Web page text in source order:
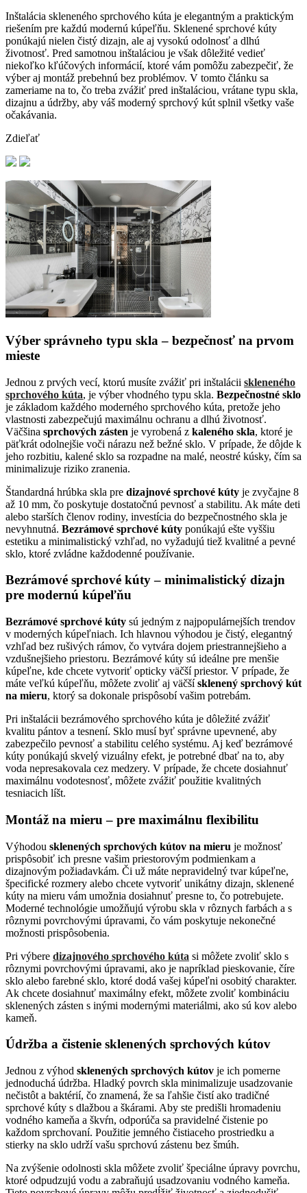
Inštalácia skleneného sprchového kúta je elegantným a praktickým
riešením pre každú modernú kúpeľňu. Sklenené sprchové kúty
ponúkajú nielen čistý dizajn, ale aj vysokú odolnosť a dlhú
životnosť. Pred samotnou inštaláciou je však dôležité vedieť
niekoľko kľúčových informácií, ktoré vám pomôžu zabezpečiť, že
výber aj montáž prebehnú bez problémov. V tomto článku sa
zameriame na to, čo treba zvážiť pred inštaláciou, vrátane typu skla,
dizajnu a údržby, aby váš moderný sprchový kút splnil všetky vaše
očakávania.
Zdieľať
Výber správneho typu skla – bezpečnosť na prvom
mieste
Jednou z prvých vecí, ktorú musíte zvážiť pri inštalácii skleneného
sprchového kúta, je výber vhodného typu skla. Bezpečnostné sklo
je základom každého moderného sprchového kúta, pretože jeho
vlastnosti zabezpečujú maximálnu ochranu a dlhú životnosť.
Väčšina sprchových zásten je vyrobená z kaleného skla, ktoré je
päťkrát odolnejšie voči nárazu než bežné sklo. V prípade, že dôjde k
jeho rozbitiu, kalené sklo sa rozpadne na malé, neostré kúsky, čím sa
minimalizuje riziko zranenia.
Štandardná hrúbka skla pre dizajnové sprchové kúty je zvyčajne 8
až 10 mm, čo poskytuje dostatočnú pevnosť a stabilitu. Ak máte deti
alebo starších členov rodiny, investícia do bezpečnostného skla je
nevyhnutná. Bezrámové sprchové kúty ponúkajú ešte vyššiu
estetiku a minimalistický vzhľad, no vyžadujú tiež kvalitné a pevné
sklo, ktoré zvládne každodenné používanie.
Bezrámové sprchové kúty – minimalistický dizajn
pre modernú kúpeľňu
Bezrámové sprchové kúty sú jedným z najpopulárnejších trendov
v moderných kúpeľniach. Ich hlavnou výhodou je čistý, elegantný
vzhľad bez rušivých rámov, čo vytvára dojem priestrannejšieho a
vzdušnejšieho priestoru. Bezrámové kúty sú ideálne pre menšie
kúpeľne, kde chcete vytvoriť opticky väčší priestor. V prípade, že
máte veľkú kúpeľňu, môžete zvoliť aj väčšísklenený sprchový kút
na mieru, ktorý sa dokonale prispôsobí vašim potrebám.
Pri inštalácii bezrámového sprchového kúta je dôležité zvážiť
kvalitu pántov a tesnení. Sklo musí byť správne upevnené, aby
zabezpečilo pevnosť a stabilitu celého systému. Aj keď bezrámové
kúty ponúkajú skvelý vizuálny efekt, je potrebné dbať na to, aby
voda nepresakovala cez medzery. V prípade, že chcete dosiahnuť
maximálnu vodotesnosť, môžete zvážiť použitie kvalitných
tesniacich líšt.
Montáž na mieru – pre maximálnu flexibilitu
Výhodou sklenených sprchových kútov na mieru je možnosť
prispôsobiť ich presne vašim priestorovým podmienkam a
dizajnovým požiadavkám. Či už máte nepravidelný tvar kúpeľne,
špecifické rozmery alebo chcete vytvoriť unikátny dizajn, sklenené
kúty na mieru vám umožnia dosiahnuť presne to, čo potrebujete.
Moderné technológie umožňujú výrobu skla v rôznych farbách a s
rôznymi povrchovými úpravami, čo vám poskytuje nekonečné
možnosti prispôsobenia.
Pri výbere dizajnového sprchového kúta si môžete zvoliť sklo s
rôznymi povrchovými úpravami, ako je napríklad pieskovanie, číre
sklo alebo farebné sklo, ktoré dodá vašej kúpeľni osobitý charakter.
Ak chcete dosiahnuť maximálny efekt, môžete zvoliť kombináciu
sklenených zásten s inými modernými materiálmi, ako sú kov alebo
kameň.
Údržba a čistenie sklenených sprchových kútov
Jednou z výhod sklenených sprchových kútov je ich pomerne
jednoduchá údržba. Hladký povrch skla minimalizuje usadzovanie
nečistôt a baktérií, čo znamená, že sa ľahšie čistí ako tradičné
sprchové kúty s dlažbou a škárami. Aby ste predišli hromadeniu
vodného kameňa a škvŕn, odporúča sa pravidelné čistenie po
každom sprchovaní. Použitie jemného čistiaceho prostriedku a
stierky na sklo udrží vašu sprchovú zástenu bez šmúh.
Na zvýšenie odolnosti skla môžete zvoliť špeciálne úpravy povrchu,
ktoré odpudzujú vodu a zabraňujú usadzovaniu vodného kameňa.